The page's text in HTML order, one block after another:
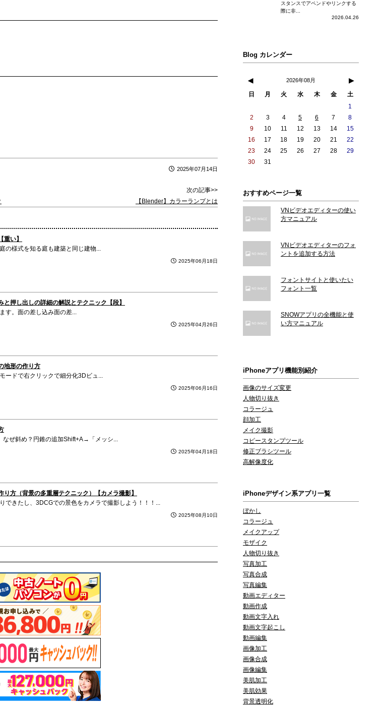
2025年07月14日
次の記事>>
【Blender】カラーランプとは
重い】
の様式を知る庭も建築と同じ建物...
2025年06月18日
と押し出しの詳細の解説とテクニック【段】
す。面の差し込み面の差...
2025年04月26日
地形の作り方
ードで右クリックで細分化3Dビュ...
2025年06月16日
なぜ斜め？円錐の追加Shift+A→「メッシ...
2025年04月18日
り方（背景の多重層テクニック）【カメラ撮影】
できたし、3DCGでの景色をカメラで撮影しよう！！！...
2025年08月10日
スタンスでアペンドやリンクする
際に非...
2026.04.26
Blog カレンダー
2026年08月
◀ ▶
日 月 火 水 木 金
土
1
2
3 4 5 6 7
8
9
10 11 12 13 14
15
16
17 18 19 20 21
22
23
24 25 26 27 28
29
30
31
おすすめページ一覧
VNビデオエディターの使い
方マニュアル
VNビデオエディターのフォ
ントを追加する方法
フォントサイトと使いたい
フォント一覧
SNOWアプリの全機能と使
い方マニュアル
iPhoneアプリ機能別紹介
画像のサイズ変更
人物切り抜き
コラージュ
顔加工
メイク撮影
コピースタンプツール
修正ブラシツール
高解像度化
iPhoneデザイン系アプリ一覧
ぼかし
コラージュ
メイクアップ
モザイク
人物切り抜き
写真加工
写真合成
写真編集
動画エディター
動画作成
動画文字入れ
動画文字起こし
動画編集
画像加工
画像合成
画像編集
美肌加工
美肌効果
背景透明化